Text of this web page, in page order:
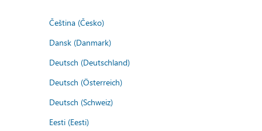
Čeština (Česko)
Dansk (Danmark)
Deutsch (Deutschland)
Deutsch (Österreich)
Deutsch (Schweiz)
Eesti (Eesti)